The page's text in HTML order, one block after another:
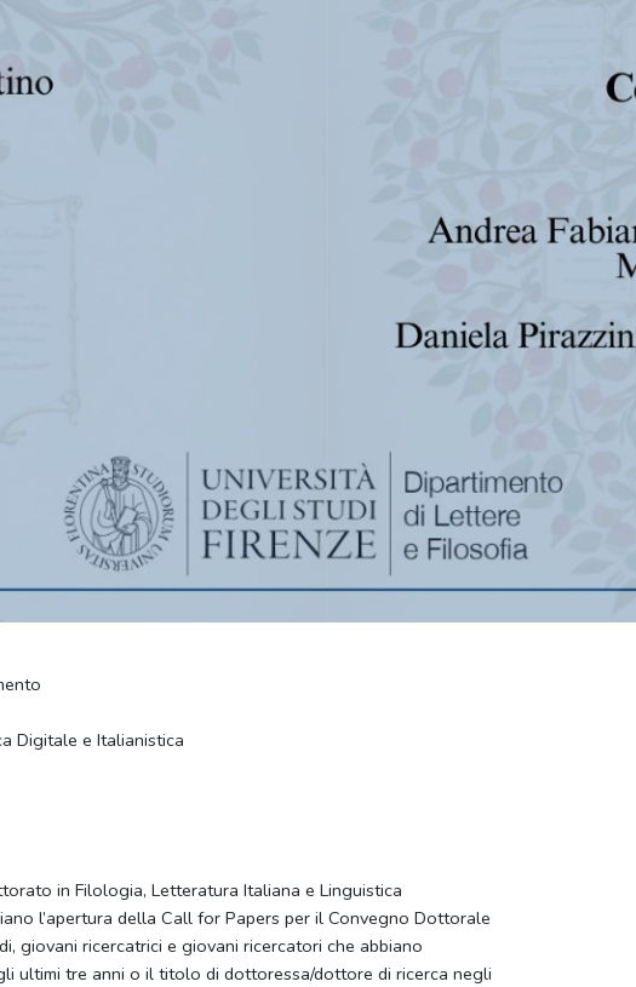
Digitale e Italianistica
in Filologia, Letteratura Italiana e Linguistica
l’apertura della Call for Papers per il Convegno Dottorale
giovani ricercatrici e giovani ricercatori che abbiano
ultimi tre anni o il titolo di dottoressa/dottore di ricerca negli